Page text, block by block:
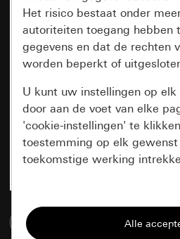
Naar de
Het risico bestaat onder
autoriteiten toegang hebben
gegevens en dat de rechten
worden beperkt of
U kunt uw instellingen op
door aan de voet van elke
'cookie-instellingen' te
toestemming op elk
toekomstige werking
Alle cookies die wij nodig